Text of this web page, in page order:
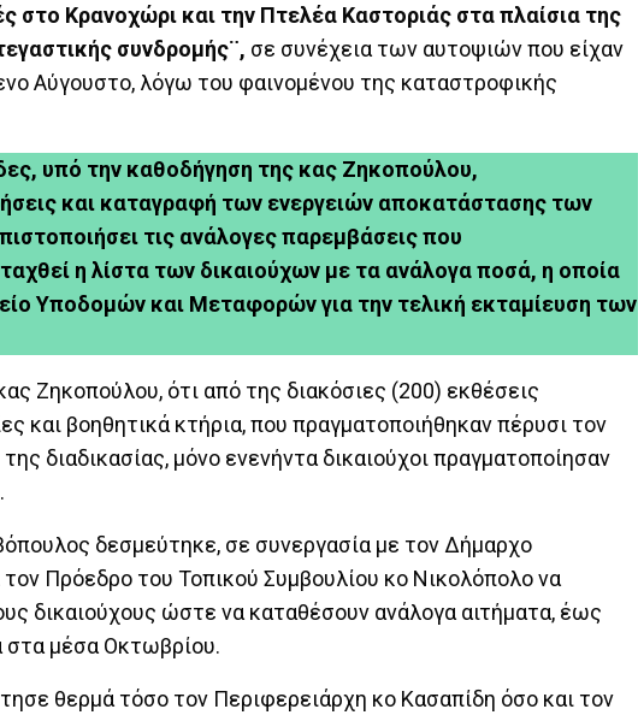
στο Κρανοχώρι και την Πτελέα Καστοριάς στα πλαίσια της
συνδρομής¨, σε συνέχεια των αυτοψιών που είχαν
Αύγουστο, λόγω του φαινομένου της καταστροφικής
υπό την καθοδήγηση της κας Ζηκοπούλου,
και καταγραφή των ενεργειών αποκατάστασης των
τις ανάλογες παρεμβάσεις που
η λίστα των δικαιούχων με τα ανάλογα ποσά, η οποία
Υποδομών και Μεταφορών για την τελική εκταμίευση των
Ζηκοπούλου, ότι από της διακόσιες (200) εκθέσεις
και βοηθητικά κτήρια, που πραγματοποιήθηκαν πέρυσι τον
διαδικασίας, μόνο ενενήντα δικαιούχοι πραγματοποίησαν
δεσμεύτηκε, σε συνεργασία με τον Δήμαρχο
Πρόεδρο του Τοπικού Συμβουλίου κο Νικολόπολο να
δικαιούχους ώστε να καταθέσουν ανάλογα αιτήματα, έως
στα μέσα Οκτωβρίου.
θερμά τόσο τον Περιφερειάρχη κο Κασαπίδη όσο και τον